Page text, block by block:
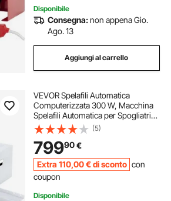
Disponibile
Consegna:non appena Gio.
Ago. 13
Aggiungi al carrello
VEVOR Spelafili Automatica
Computerizzata 300 W, Macchina
Spelafili Automatica per Spogliatrici
a Cavo CA 220 V/50 Hz, Macchina
Spelafili SWT508-JE con Display
LCD, Usata nell'Industria Elettronica
(5)
79990€
Extra 110,00 €di sconto con
coupon
Disponibile